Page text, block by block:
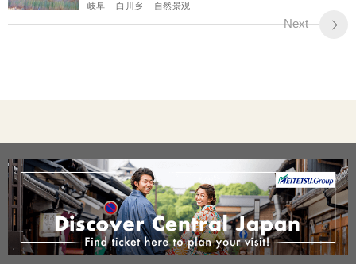
岐阜 白川乡 自然景观
Next